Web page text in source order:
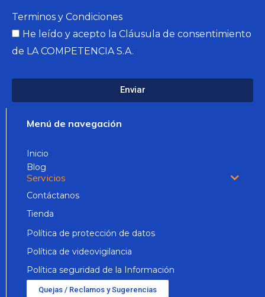
Terminos y Condiciones
He leído y acepto la Cláusula de consentimiento
de LA COMPETENCIA S.A.
Enviar
Menú de navegación
Inicio
Blog
Servicios
Contáctanos
Tienda
Política de protección de datos
Política de videovigilancia
Política seguridad de la Información
Quejas / Reclamos y Sugerencias